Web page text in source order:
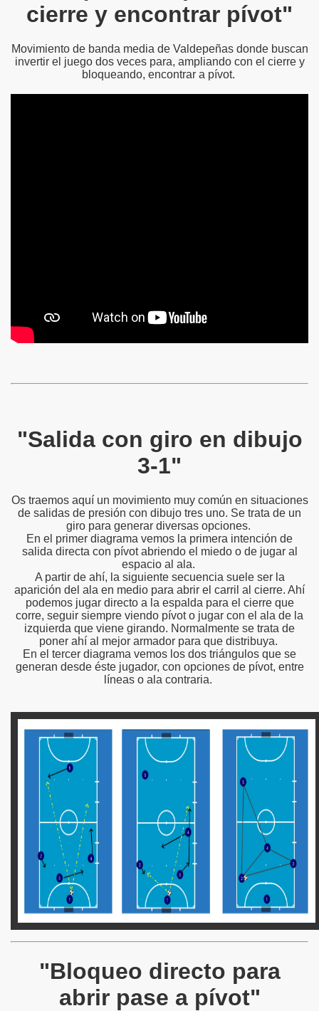
cierre y encontrar pívot"
Movimiento de banda media de Valdepeñas donde buscan
invertir el juego dos veces para, ampliando con el cierre y
bloqueando, encontrar a pívot.
"Salida con giro en dibujo
3-1"
Os traemos aquí un movimiento muy común en situaciones
de salidas de presión con dibujo tres uno. Se trata de un
giro para generar diversas opciones.
En el primer diagrama vemos la primera intención de
salida directa con pívot abriendo el miedo o de jugar al
espacio al ala.
A partir de ahí, la siguiente secuencia suele ser la
aparición del ala en medio para abrir el carril al cierre. Ahí
podemos jugar directo a la espalda para el cierre que
corre, seguir siempre viendo pívot o jugar con el ala de la
izquierda que viene girando. Normalmente se trata de
poner ahí al mejor armador para que distribuya.
En el tercer diagrama vemos los dos triángulos que se
generan desde éste jugador, con opciones de pívot, entre
líneas o ala contraria.
"Bloqueo directo para
abrir pase a pívot"